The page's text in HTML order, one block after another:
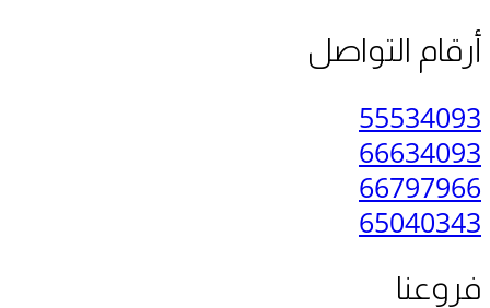
أرقام التواصل
55534093
66634093
66797966
65040343
فروعنا